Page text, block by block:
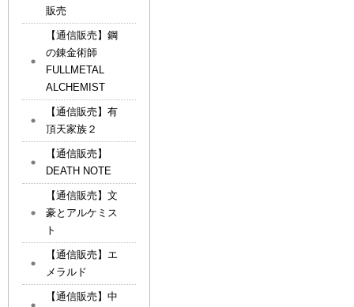
販売
【通信販売】鋼
の錬金術師
FULLMETAL
ALCHEMIST
【通信販売】有
頂天家族２
【通信販売】
DEATH NOTE
【通信販売】文
豪とアルケミス
ト
【通信販売】エ
メラルド
【通信販売】中